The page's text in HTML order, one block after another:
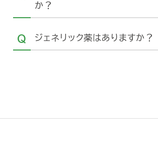
か？
ジェネリック薬はありますか？